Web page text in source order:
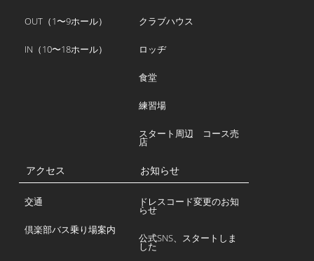
OUT（1〜9ホール）
IN（10〜18ホール）
クラブハウス
ロッヂ
食堂
練習場
スタート周辺 コース売
店
アクセス
交通
倶楽部バス乗り場案内
お知らせ
ドレスコード変更のお知
らせ
公式SNS、スタートしま
した